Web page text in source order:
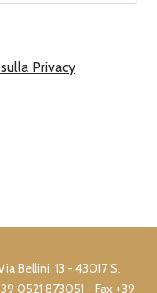
Privacy
Bellini, 13 - 43017 S.
0521 873051 - Fax +39